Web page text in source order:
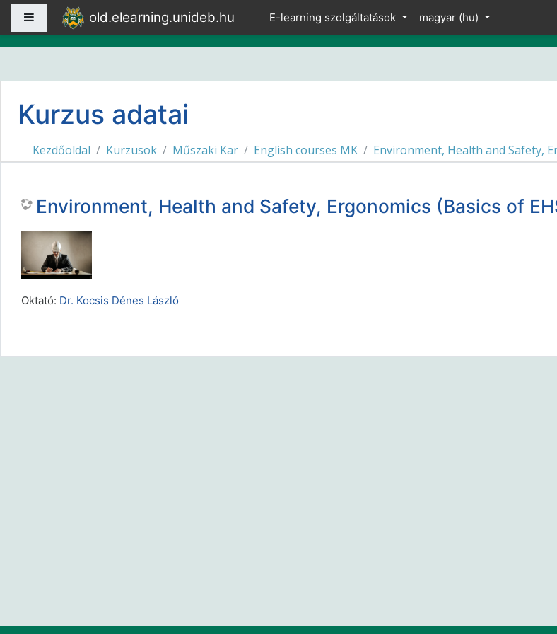
Tovább a fő tartalomhoz
Oldalpanel old.elearning.unideb.hu E-learning szolgáltatások magyar ‎(hu)‎
Kurzus adatai
Kezdőoldal Kurzusok Műszaki Kar English courses MK Environment, Health and Safety,
Environment, Health and Safety, Ergonomics (Basics of
Oktató: Dr. Kocsis Dénes László